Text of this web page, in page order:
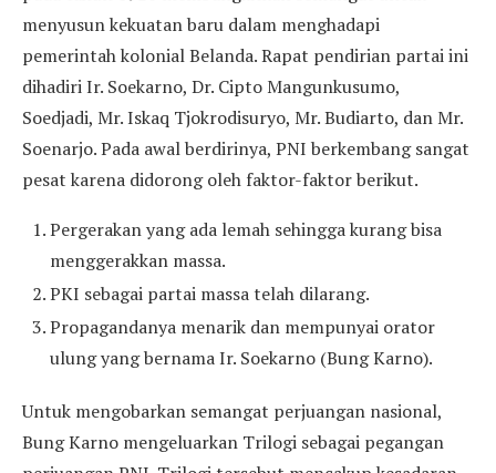
menyusun kekuatan baru dalam menghadapi
pemerintah kolonial Belanda. Rapat pendirian partai ini
dihadiri Ir. Soekarno, Dr. Cipto Mangunkusumo,
Soedjadi, Mr. Iskaq Tjokrodisuryo, Mr. Budiarto, dan Mr.
Soenarjo. Pada awal berdirinya, PNI berkembang sangat
pesat karena didorong oleh faktor-faktor berikut.
Pergerakan yang ada lemah sehingga kurang bisa
menggerakkan massa.
PKI sebagai partai massa telah dilarang.
Propagandanya menarik dan mempunyai orator
ulung yang bernama Ir. Soekarno (Bung Karno).
Untuk mengobarkan semangat perjuangan nasional,
Bung Karno mengeluarkan Trilogi sebagai pegangan